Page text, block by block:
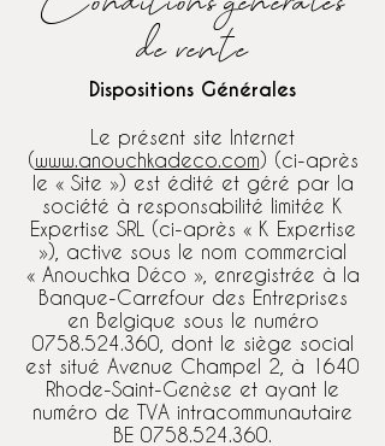
de vente
Dispositions Générales
Le présent site Internet
(www.anouchkadeco.com) (ci-après
le « Site ») est édité et géré par la
société à responsabilité limitée K
Expertise SRL (ci-après « K Expertise
»), active sous le nom commercial
« Anouchka Déco », enregistrée à la
Banque-Carrefour des Entreprises
en Belgique sous le numéro
0758.524.360 , dont le siège social
est situé Avenue Champel 2, à 1640
Rhode-Saint-Genèse et ayant le
numéro de TVA intracommunautaire
BE 0758.524.360.